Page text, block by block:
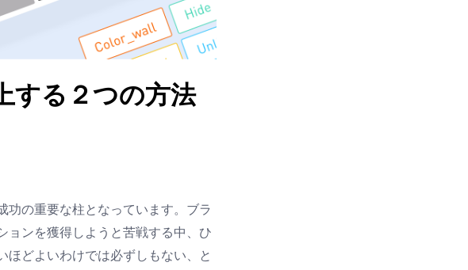
する２つの方法
功の重要な柱となっています。ブラ
ョンを獲得しようと苦戦する中、ひ
ほどよいわけでは必ずしもない、と